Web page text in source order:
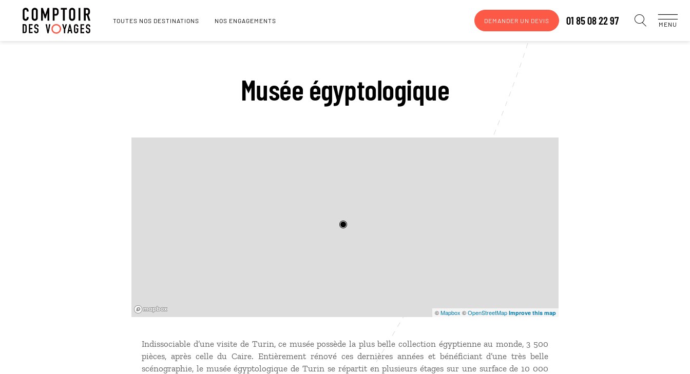
TOUTES NOS DESTINATIONS NOS ENGAGEMENTS DEMANDER UN DEVIS 01 85 08 22 97 MENU
Musée égyptologique
©Mapbox ©OpenStreetMap Improve this map
Indissociable d’une visite de Turin, ce musée possède la plus belle collection égyptienne au monde, 3 500
pièces, après celle du Caire. Entièrement rénové ces dernières années et bénéficiant d’une très belle
scénographie, le musée égyptologique de Turin se répartit en plusieurs étages sur une surface de 10 000